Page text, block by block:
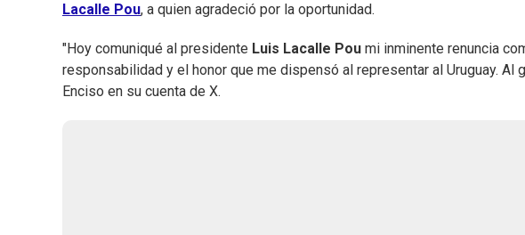
Lacalle Pou, a quien agradeció por la oportunidad.
"Hoy comuniqué al presidente Luis Lacalle Pou mi inminente renuncia
responsabilidad y el honor que me dispensó al representar al Uruguay. Al
Enciso en su cuenta de X.